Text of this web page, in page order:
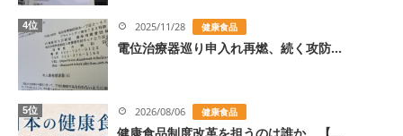
4位 2025/11/28 健康食品
電位治療器巡り申入れ再燃、続く攻防...
5位 2026/08/06 健康食品
健康食品制度改革を担うのは誰か 【...